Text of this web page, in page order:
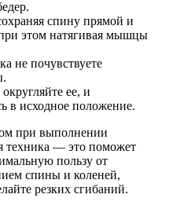
спину прямой и
этом натягивая мышцы
не почувствуете
ее, и
в исходное положение.
при выполнении
техника — это поможет
пользу от
спины и коленей,
резких сгибаний.